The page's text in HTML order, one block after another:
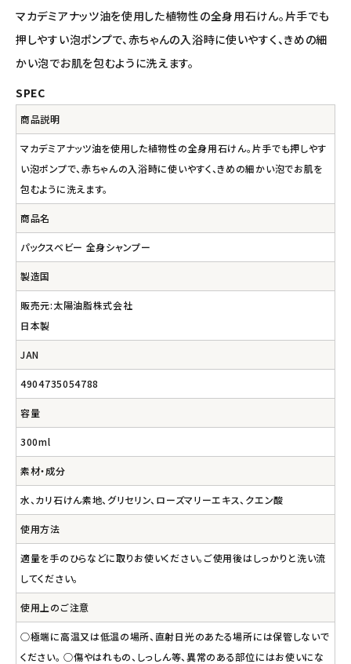
アルモニベルツ
ご利用ガイド等
アカウント情報
meeting_room ログイン
マカデミアナッツ油を使用した植物性の全身用石けん。片手でも
押しやすい泡ポンプで、赤ちゃんの入浴時に使いやすく、きめの細
かい泡でお肌を包むように洗えます。
SPEC
商品説明
マカデミアナッツ油を使用した植物性の全身用石けん。片手でも押しやす
い泡ポンプで、赤ちゃんの入浴時に使いやすく、きめの細かい泡でお肌を
包むように洗えます。
商品名
パックスベビー 全身シャンプー
製造国
販売元:太陽油脂株式会社
日本製
JAN
4904735054788
容量
300ml
素材・成分
水、カリ石けん素地、グリセリン、ローズマリーエキス、クエン酸
使用方法
適量を手のひらなどに取りお使いください。ご使用後はしっかりと洗い流
してください。
使用上のご注意
○極端に高温又は低温の場所、直射日光のあたる場所には保管しないで
ください。 ○傷やはれもの、しっしん等、異常のある部位にはお使いにな